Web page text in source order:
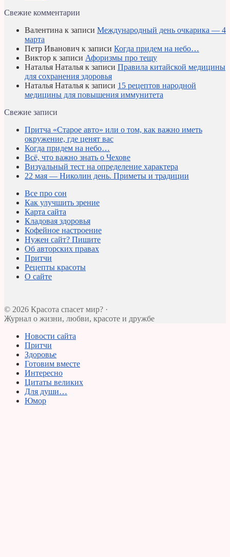
Свежие комментарии
Валентина к записи Международный день очкарика — 4
марта
Петр Иванович к записи Когда придем на небо…
Виктор к записи Афоризмы про тещу
Наталья Наталья к записи Правила китайской медицины
для сохранения здоровья
Наталья Наталья к записи 15 рецептов народной
медицины для повышения иммунитета
Свежие записи
Притча «Старое авто» или о том, как важно иметь
окружение, где ценят вас
Когда придем на небо…
Всё, что важно знать о Чехове
Визуальный тест на определение характера
22 мая — Николин день. Приметы и традиции
Все про сон
Как улучшить зрение
Карта сайта
Кладовая здоровья
Кофейное настроение
Нужен сайт? Пишите
Об авторских правах
Притчи
Рецепты красоты
О сайте
© 2026 Красота спасет мир? ·
Журнал о жизни, любви, красоте и дружбе
Новости сайта
Притчи
Здоровье
Готовим вместе
Интересно
Цитаты великих
Для души…
Юмор